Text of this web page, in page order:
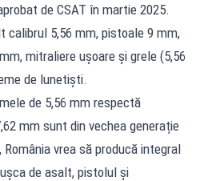
de CSAT în martie 2025.
calibrul 5,56 mm, pistoale 9 mm,
mitraliere ușoare și grele (5,56
de lunetiști.
de 5,56 mm respectă
mm sunt din vechea generație
vrea să producă integral
de asalt, pistolul și